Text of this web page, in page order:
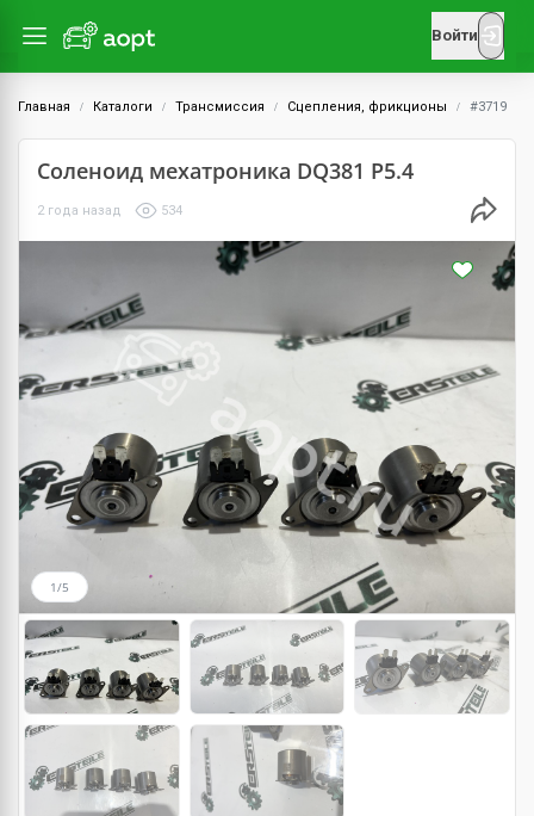
Войти
Главная Каталоги Трансмиссия Сцепления, фрикционы #3719
Соленоид мехатроника DQ381 P5.4
2 года назад 534
1/5